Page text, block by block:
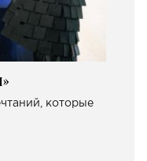
которые